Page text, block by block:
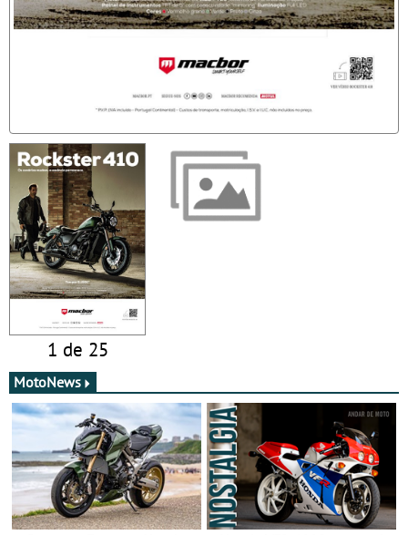
1 de 25
MotoNews